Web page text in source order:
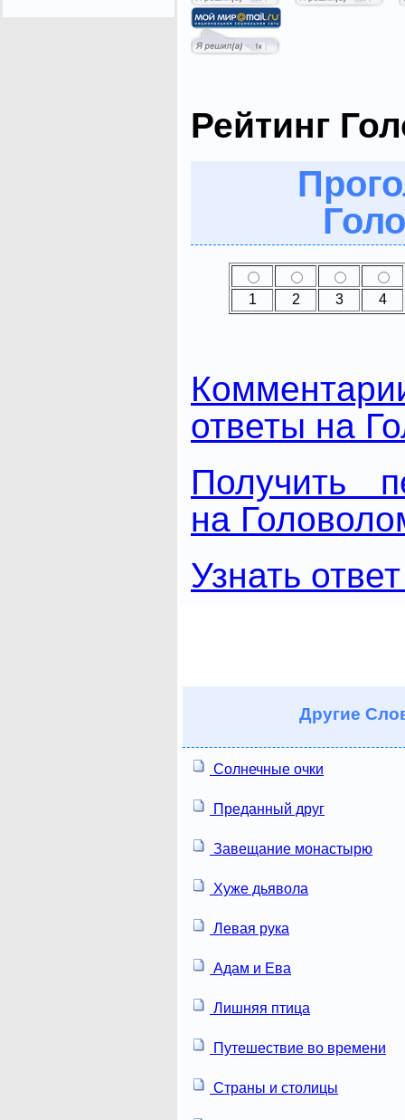
Рейтинг
1 2 3 4
ответы на
Получить
на
Узнать
Другие
Солнечные очки
Преданный друг
Завещание монастырю
Хуже дьявола
Левая рука
Адам и Ева
Лишняя птица
Путешествие во времени
Страны и столицы